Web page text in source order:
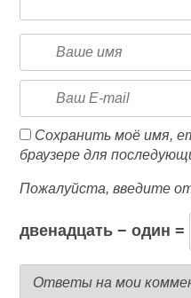
Сохранить моё имя,
браузере для
Пожалуйста, введите
двенадцать − один =